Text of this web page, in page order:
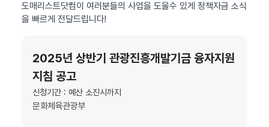
도매리스트닷컴이 여러분들의 사업을 도울수 있게 정책자금 소식
을 빠르게 전달드립니다!
2025년 상반기 관광진흥개발기금 융자지원
지침 공고
신청기간 : 예산 소진시까지
문화체육관광부